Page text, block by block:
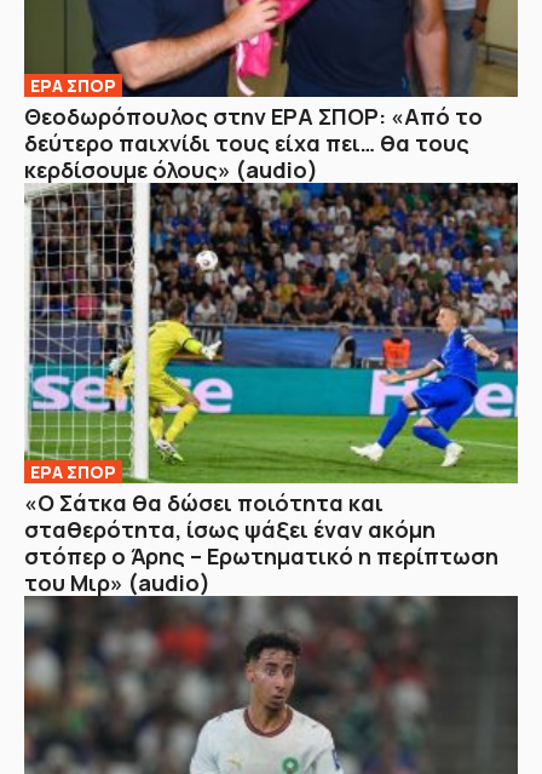
ΕΡΑ ΣΠΟΡ
Θεοδωρόπουλος στην ΕΡΑ ΣΠΟΡ: «Από το
δεύτερο παιχνίδι τους είχα πει… θα τους
κερδίσουμε όλους» (audio)
ΕΡΑ ΣΠΟΡ
«Ο Σάτκα θα δώσει ποιότητα και
σταθερότητα, ίσως ψάξει έναν ακόμη
στόπερ ο Άρης – Ερωτηματικό η περίπτωση
του Μιρ» (audio)